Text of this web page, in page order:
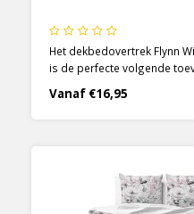
Het dekbedovertrek Flynn
is de perfecte volgende
slaapkamer binnenlopen
naar je bed, waar het Flynn
Vanaf €16,95